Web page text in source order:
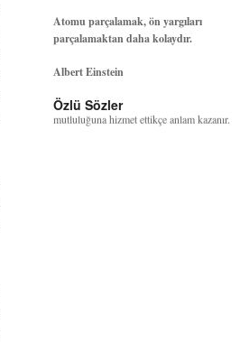
Atomu parçalamak, ön yargıları
parçalamaktan daha kolaydır.
Albert Einstein
Özlü Sözler
mutluluğuna hizmet ettikçe anlam kazanır.